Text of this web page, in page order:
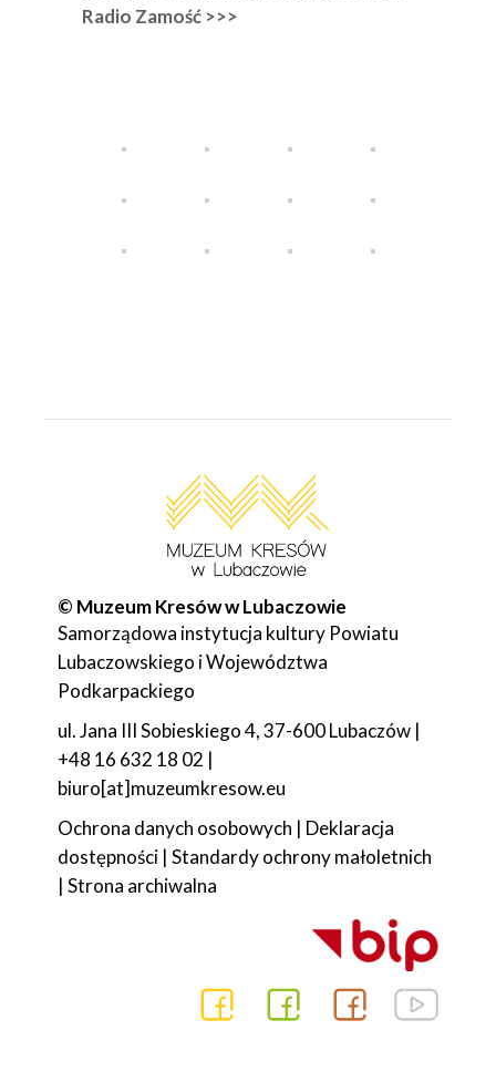
Radio Zamość >>>
© Muzeum Kresów w Lubaczowie
Samorządowa instytucja kultury Powiatu
Lubaczowskiego i Województwa
Podkarpackiego
ul. Jana III Sobieskiego 4, 37-600 Lubaczów |
+48 16 632 18 02 |
biuro[at]muzeumkresow.eu
Ochrona danych osobowych | Deklaracja
dostępności | Standardy ochrony małoletnich
| Strona archiwalna